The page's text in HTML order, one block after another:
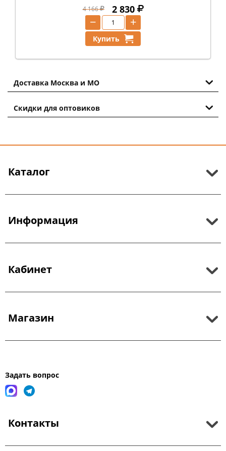
4 166 2 830
+
−
Купить
Доставка Москва и МО
Скидки для оптовиков
Каталог
Информация
Кабинет
Магазин
Задать вопрос
Контакты